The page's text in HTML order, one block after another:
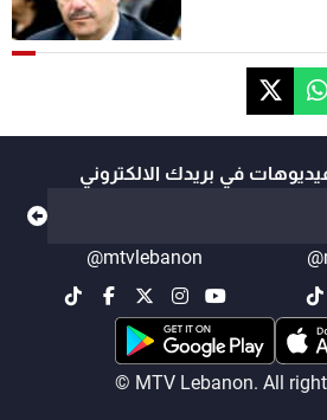
في بريدك الالكتروني
@mtvlebanon
© MTV Lebanon. All